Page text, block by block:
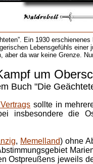
Ein 1930
Lebensgefühls
aber da war keine Grenze.
um
Buch "Die
sollte in
insbesondere die
, Memelland) ohne
Ostpreußens jeweils